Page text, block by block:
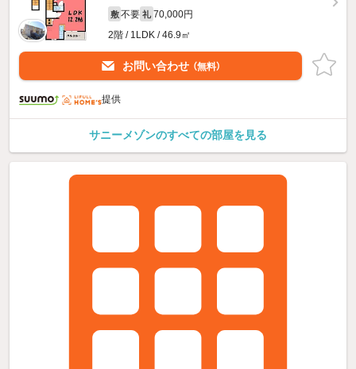
敷 不要 礼 70,000円
2階 / 1LDK / 46.9㎡
お問い合わせ （無料）
提供
サニーメゾンのすべての部屋を見る